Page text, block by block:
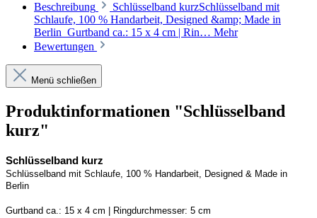
Beschreibung
Schlüsselband kurzSchlüsselband mit
Schlaufe, 100 % Handarbeit, Designed &amp; Made in
Berlin Gurtband ca.: 15 x 4 cm | Rin… Mehr
Bewertungen
Menü schließen
Produktinformationen "Schlüsselband
kurz"
Schlüsselband kurz
Schlüsselband mit Schlaufe, 100 % Handarbeit, Designed & Made in
Berlin
Gurtband ca.: 15 x 4 cm | Ringdurchmesser: 5 cm